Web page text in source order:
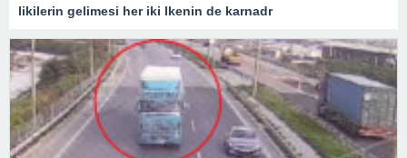
likilerin gelimesi her iki lkenin de karnadr